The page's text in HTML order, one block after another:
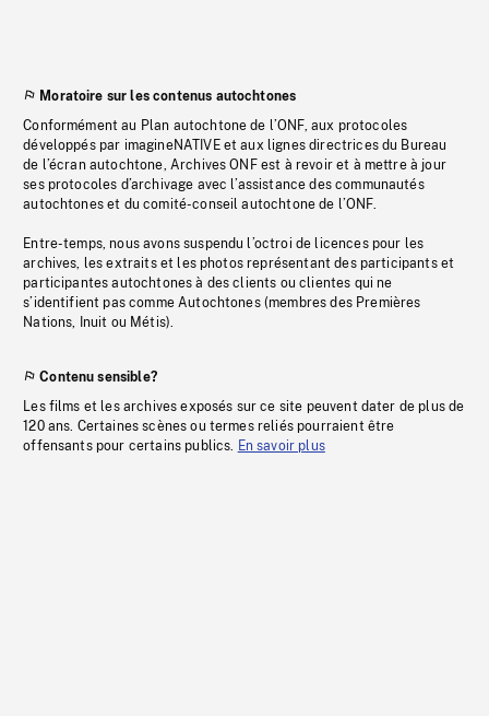
Moratoire sur les contenus autochtones
Conformément au Plan autochtone de l’ONF, aux protocoles
développés par imagineNATIVE et aux lignes directrices du Bureau
de l’écran autochtone, Archives ONF est à revoir et à mettre à jour
ses protocoles d’archivage avec l’assistance des communautés
autochtones et du comité-conseil autochtone de l’ONF.
Entre-temps, nous avons suspendu l’octroi de licences pour les
archives, les extraits et les photos représentant des participants et
participantes autochtones à des clients ou clientes qui ne
s’identifient pas comme Autochtones (membres des Premières
Nations, Inuit ou Métis).
Contenu sensible?
Les films et les archives exposés sur ce site peuvent dater de plus de
120 ans. Certaines scènes ou termes reliés pourraient être
offensants pour certains publics. En savoir plus